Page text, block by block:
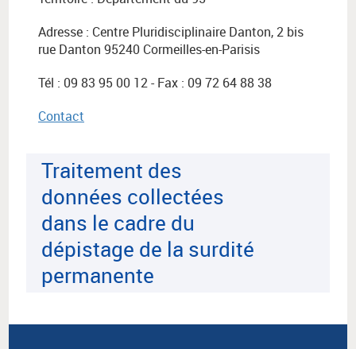
Adresse : Centre Pluridisciplinaire Danton, 2 bis
rue Danton 95240 Cormeilles-en-Parisis
Tél : 09 83 95 00 12 - Fax : 09 72 64 88 38
Contact
Traitement des
données collectées
dans le cadre du
dépistage de la surdité
permanente